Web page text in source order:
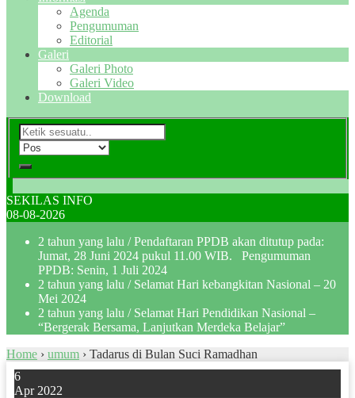
Agenda
Pengumuman
Editorial
Galeri
Galeri Photo
Galeri Video
Download
SEKILAS INFO
08-08-2026
2 tahun yang lalu / Pendaftaran PPDB akan ditutup pada:
Jumat, 28 Juni 2024 pukul 11.00 WIB. Pengumuman
PPDB: Senin, 1 Juli 2024
2 tahun yang lalu / Selamat Hari kebangkitan Nasional – 20
Mei 2024
2 tahun yang lalu / Selamat Hari Pendidikan Nasional –
“Bergerak Bersama, Lanjutkan Merdeka Belajar”
Home › umum › Tadarus di Bulan Suci Ramadhan
6
Apr 2022